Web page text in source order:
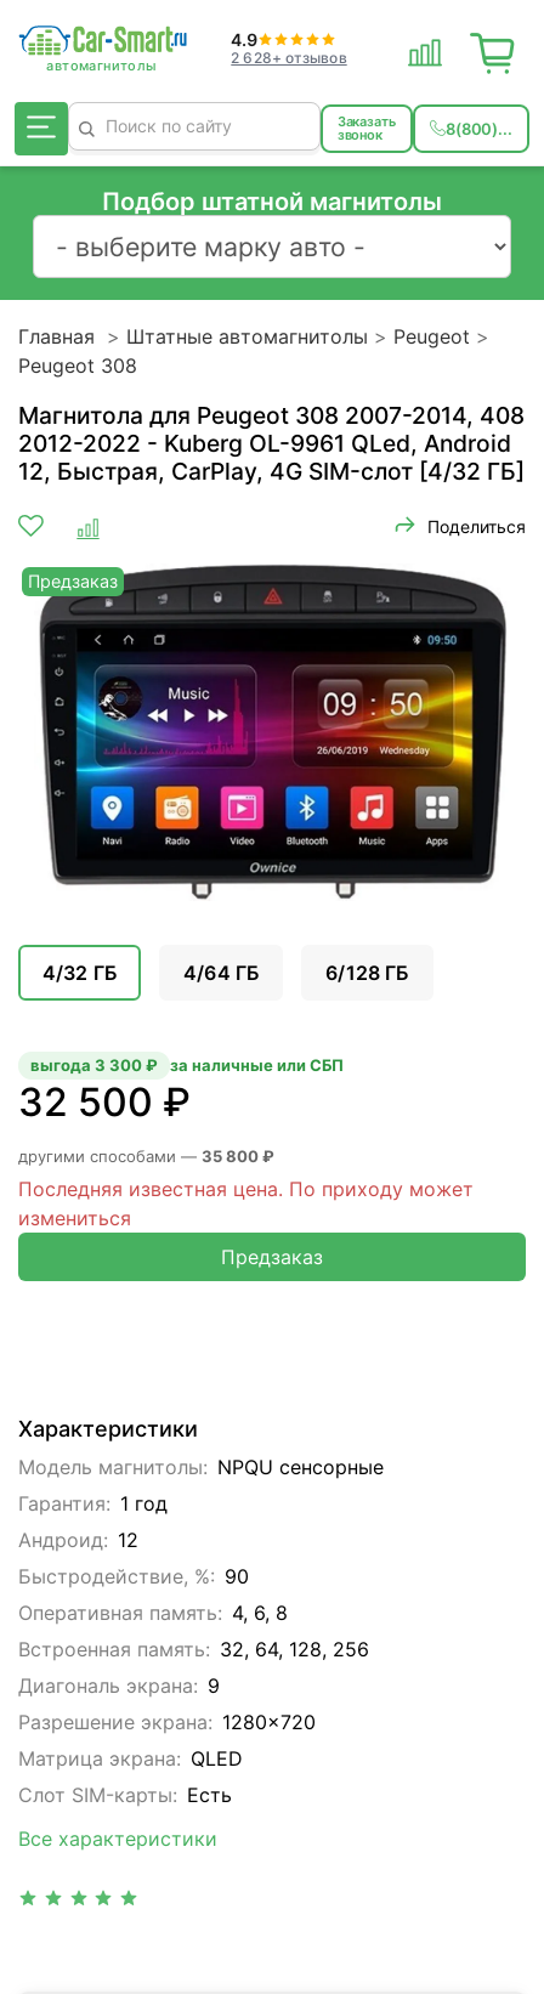
4.9
2 628+ отзывов
Заказать
звонок 8(800)...
Подбор штатной магнитолы
Главная Штатные автомагнитолы
Peugeot
Peugeot 308
Магнитола для Peugeot 308 2007-2014, 408
2012-2022 - Kuberg OL-9961 QLed, Android
12, Быстрая, CarPlay, 4G SIM-слот [4/32 ГБ]
Поделиться
Предзаказ
Характеристики
Модель магнитолы: NPQU сенсорные
Гарантия: 1 год
Андроид: 12
Быстродействие, %: 90
Оперативная память: 4, 6, 8
Встроенная память: 32, 64, 128, 256
Диагональ экрана: 9
Разрешение экрана: 1280x720
Матрица экрана: QLED
Слот SIM-карты: Eсть
Все характеристики
4/32 ГБ 4/64 ГБ 6/128 ГБ
32 500 ₽
выгода 3 300 ₽ за наличные или СБП
другими способами — 35 800 ₽
Последняя известная цена. По приходу может
измениться
Предзаказ